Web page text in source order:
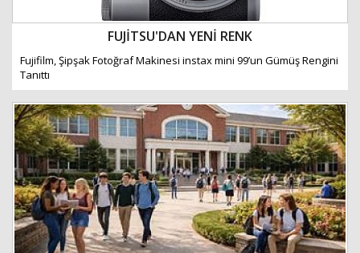
FUJİTSU'DAN YENİ RENK
Fujifilm, Şipşak Fotoğraf Makinesi instax mini 99’un Gümüş Rengini
Tanıttı